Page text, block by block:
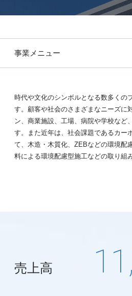
事業メニュー
時代や文化のシンボルとなる数多くの
す。顧客や社会のさまざまなニーズに
ン、商業施設、工場、病院や学校など
す。また近年は、社会課題であるカー
て、木造・木質化、ZEBなどの環境配
料による環境配慮型施工などの取り組
売上高